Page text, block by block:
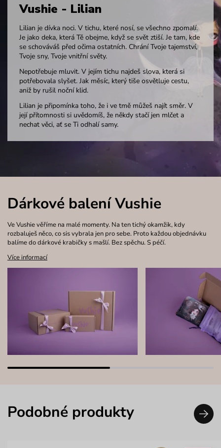
Vushie - Lilian
Lilian je dívka noci. V tichu, které nosí, se všechno zpomalí.
Je jako deka, která Tě obejme, když se svět ztiší. Je tam, kde
se schováváš před očima ostatních. Chrání Tvoje tajemství,
Tvoje sny, Tvoje vnitřní světy.
Nepotřebuje mluvit. V jejím tichu najdeš slova, která si
potřebovala slyšet. Jak měsíc, který tiše osvětluje cestu,
aniž by rušil noční klid.
Lilian je připomínka toho, že i ve tmě můžeš najít směr. V
její přítomnosti si uvědomíš, že někdy stačí jen mlčet a
nechat věci, ať se Ti odhalí samy.
Dárkové balení Vushie
Ve Vushie věříme na malé momenty. Na ten tichý okamžik, kdy
rozbaluješ něco, co sis vybrala jen pro sebe. Proto každou objednávku
balíme do dárkové krabičky s mašlí. Bez spěchu. S péčí.
Více informací
Podobné produkty